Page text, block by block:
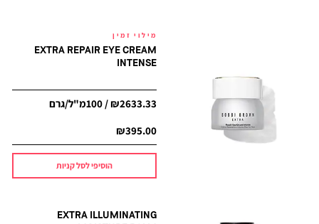
מילוי זמין
EXTRA REPAIR EYE CREAM
INTENSE
₪2633.33 / 100מ"ל/גרם
₪395.00
הוסיפי לסל קניות
EXTRA ILLUMINATING